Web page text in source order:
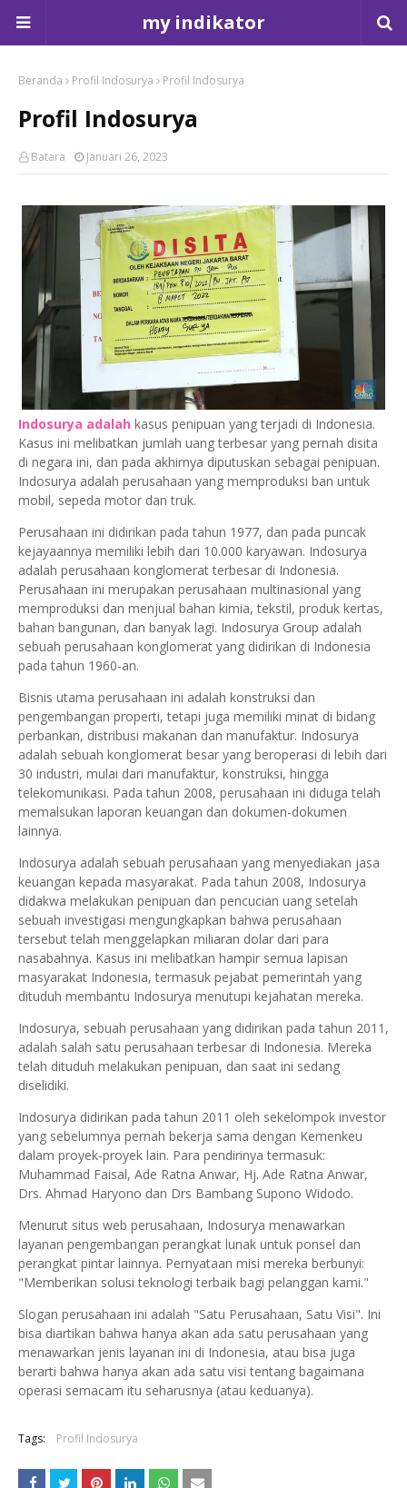
my indikator
Beranda Profil Indosurya Profil Indosurya
Profil Indosurya
Batara Januari 26, 2023
Indosurya adalah kasus penipuan yang terjadi di Indonesia.
Kasus ini melibatkan jumlah uang terbesar yang pernah disita
di negara ini, dan pada akhirnya diputuskan sebagai penipuan.
Indosurya adalah perusahaan yang memproduksi ban untuk
mobil, sepeda motor dan truk.
Perusahaan ini didirikan pada tahun 1977, dan pada puncak
kejayaannya memiliki lebih dari 10.000 karyawan. Indosurya
adalah perusahaan konglomerat terbesar di Indonesia.
Perusahaan ini merupakan perusahaan multinasional yang
memproduksi dan menjual bahan kimia, tekstil, produk kertas,
bahan bangunan, dan banyak lagi. Indosurya Group adalah
sebuah perusahaan konglomerat yang didirikan di Indonesia
pada tahun 1960-an.
Bisnis utama perusahaan ini adalah konstruksi dan
pengembangan properti, tetapi juga memiliki minat di bidang
perbankan, distribusi makanan dan manufaktur. Indosurya
adalah sebuah konglomerat besar yang beroperasi di lebih dari
30 industri, mulai dari manufaktur, konstruksi, hingga
telekomunikasi. Pada tahun 2008, perusahaan ini diduga telah
memalsukan laporan keuangan dan dokumen-dokumen
lainnya.
Indosurya adalah sebuah perusahaan yang menyediakan jasa
keuangan kepada masyarakat. Pada tahun 2008, Indosurya
didakwa melakukan penipuan dan pencucian uang setelah
sebuah investigasi mengungkapkan bahwa perusahaan
tersebut telah menggelapkan miliaran dolar dari para
nasabahnya. Kasus ini melibatkan hampir semua lapisan
masyarakat Indonesia, termasuk pejabat pemerintah yang
dituduh membantu Indosurya menutupi kejahatan mereka.
Indosurya, sebuah perusahaan yang didirikan pada tahun 2011,
adalah salah satu perusahaan terbesar di Indonesia. Mereka
telah dituduh melakukan penipuan, dan saat ini sedang
diselidiki.
Indosurya didirikan pada tahun 2011 oleh sekelompok investor
yang sebelumnya pernah bekerja sama dengan Kemenkeu
dalam proyek-proyek lain. Para pendirinya termasuk:
Muhammad Faisal, Ade Ratna Anwar, Hj. Ade Ratna Anwar,
Drs. Ahmad Haryono dan Drs Bambang Supono Widodo.
Menurut situs web perusahaan, Indosurya menawarkan
layanan pengembangan perangkat lunak untuk ponsel dan
perangkat pintar lainnya. Pernyataan misi mereka berbunyi:
"Memberikan solusi teknologi terbaik bagi pelanggan kami."
Slogan perusahaan ini adalah "Satu Perusahaan, Satu Visi". Ini
bisa diartikan bahwa hanya akan ada satu perusahaan yang
menawarkan jenis layanan ini di Indonesia, atau bisa juga
berarti bahwa hanya akan ada satu visi tentang bagaimana
operasi semacam itu seharusnya (atau keduanya).
Tags: Profil Indosurya